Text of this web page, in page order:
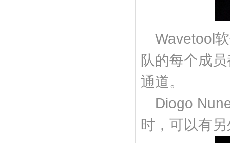
Wavetool
队的每个成
通道。
Diogo
时，可以有